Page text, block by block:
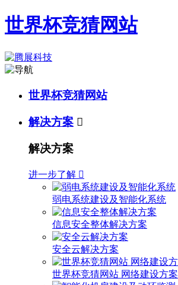
世界杯竞猜网站
世界杯竞猜网站
解决方案 
解决方案
进一步了解 
弱电系统建设及智能化系统
信息安全整体解决方案
安全云解决方案
世界杯竞猜网站 网络建设方案